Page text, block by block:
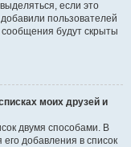
если это
пользователей
будут скрыты
моих друзей и
двумя способами. В
добавления в список